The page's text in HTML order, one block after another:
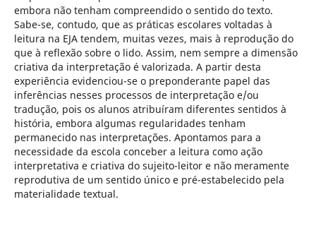
embora não tenham compreendido o sentido do texto.
Sabe-se, contudo, que as práticas escolares voltadas à
leitura na EJA tendem, muitas vezes, mais à reprodução do
que à reflexão sobre o lido. Assim, nem sempre a dimensão
criativa da interpretação é valorizada. A partir desta
experiência evidenciou-se o preponderante papel das
inferências nesses processos de interpretação e/ou
tradução, pois os alunos atribuíram diferentes sentidos à
história, embora algumas regularidades tenham
permanecido nas interpretações. Apontamos para a
necessidade da escola conceber a leitura como ação
interpretativa e criativa do sujeito-leitor e não meramente
reprodutiva de um sentido único e pré-estabelecido pela
materialidade textual.